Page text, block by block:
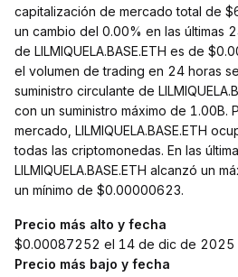
capitalización de mercado total de
un cambio del 0.00% en las últimas
de LILMIQUELA.BASE.ETH es de
el volumen de trading en 24 horas
suministro circulante de
con un suministro máximo de 1.00B.
mercado, LILMIQUELA.BASE.ETH
todas las criptomonedas. En las
LILMIQUELA.BASE.ETH alcanzó un
un mínimo de $0.00000623.
Precio más alto y fecha
$0.00087252 el 14 de dic de 2025
Precio más bajo y fecha